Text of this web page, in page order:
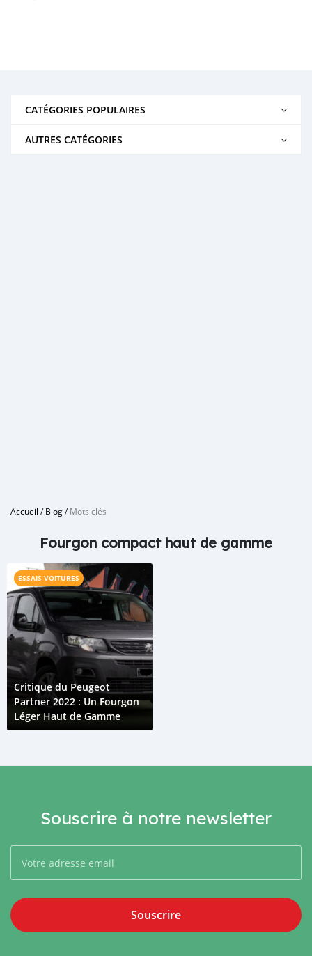
CATÉGORIES POPULAIRES
AUTRES CATÉGORIES
Accueil /Blog/Mots clés
Fourgon compact haut de gamme
ESSAIS VOITURES
Critique du Peugeot
Partner 2022 : Un Fourgon
Léger Haut de Gamme
Souscrire à notre newsletter
Souscrire